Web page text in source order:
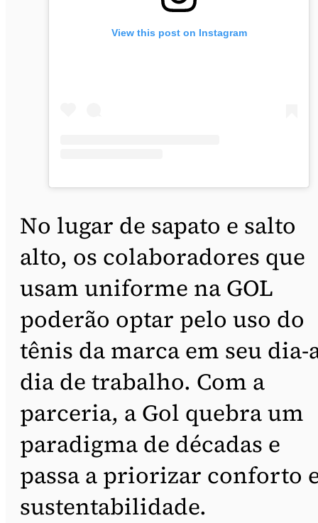
View this post on Instagram
No lugar de sapato e salto
alto, os colaboradores que
usam uniforme na GOL
poderão optar pelo uso do
tênis da marca em seu dia-
dia de trabalho. Com a
parceria, a Gol quebra um
paradigma de décadas e
passa a priorizar conforto
sustentabilidade.